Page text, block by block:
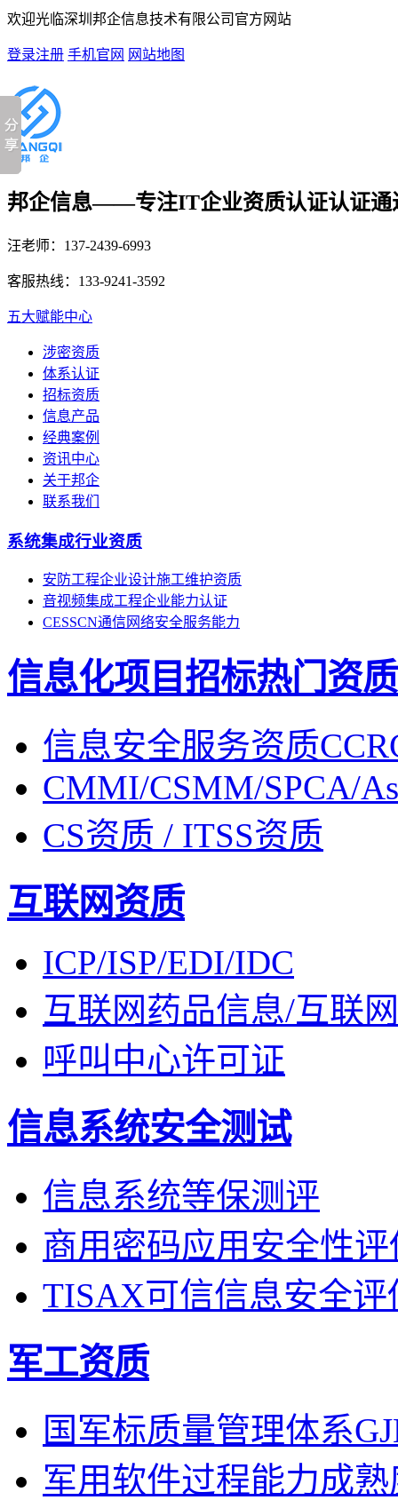
欢迎光临深圳邦企信息技术有限公司官方网站
登录注册 手机官网 网站地图
邦企信息——专注IT企业资质认证认证通
汪老师： 137-2439-6993
客服热线： 133-9241-3592
五大赋能中心
涉密资质
体系认证
招标资质
信息产品
经典案例
资讯中心
关于邦企
联系我们
系统集成行业资质
安防工程企业设计施工维护资质
音视频集成工程企业能力认证
CESSCN通信网络安全服务能力
信息化项目招标热门资质
信息安全服务资质
CMMI/CSMM/SPCA/
CS资质 / ITSS资质
互联网资质
ICP/ISP/EDI/IDC
互联网药品信息/互联
呼叫中心许可证
信息系统安全测试
信息系统等保测评
商用密码应用安全性评
TISAX可信信息安全评
军工资质
国军标质量管理体系
军用软件过程能力成熟